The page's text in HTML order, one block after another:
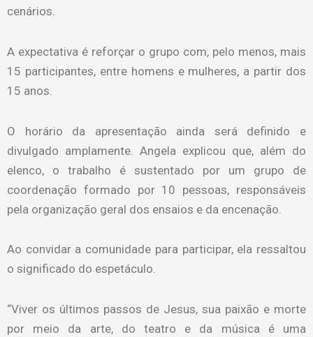
cenários.
A expectativa é reforçar o grupo com, pelo menos, mais
15 participantes, entre homens e mulheres, a partir dos
15 anos.
O horário da apresentação ainda será definido e
divulgado amplamente. Angela explicou que, além do
elenco, o trabalho é sustentado por um grupo de
coordenação formado por 10 pessoas, responsáveis
pela organização geral dos ensaios e da encenação.
Ao convidar a comunidade para participar, ela ressaltou
o significado do espetáculo.
“Viver os últimos passos de Jesus, sua paixão e morte
por meio da arte, do teatro e da música é uma